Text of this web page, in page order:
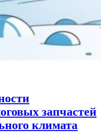
запчастей
климата